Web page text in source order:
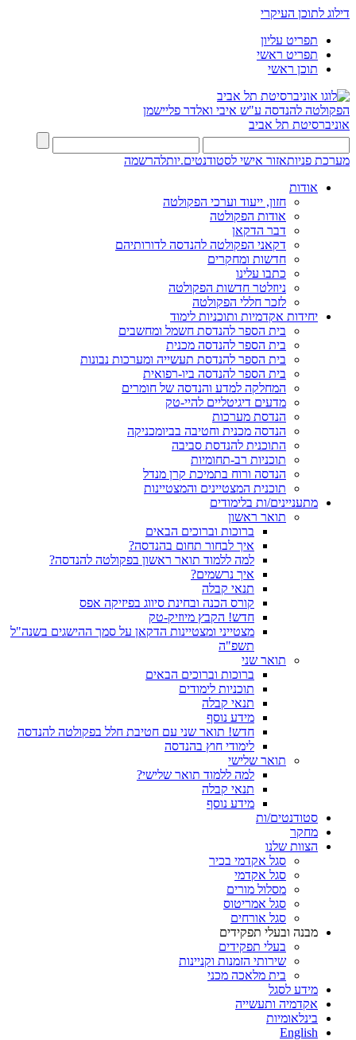
דילוג לתוכן העיקרי
תפריט עליון
תפריט ראשי
תוכן ראשי
הפקולטה להנדסה ע"ש איבי ואלדר פליישמן
אוניברסיטת תל אביב
מערכת פניותאזור אישי לסטודנטים.יותלהרשמה
אודות
חזון, ייעוד וערכי הפקולטה
אודות הפקולטה
דבר הדקאן
דקאני הפקולטה להנדסה לדורותיהם
חדשות ומחקרים
כתבו עלינו
ניוזלטר חדשות הפקולטה
לזכר חללי הפקולטה
יחידות אקדמיות ותוכניות לימוד
בית הספר להנדסת חשמל ומחשבים
בית הספר להנדסה מכנית
בית הספר להנדסת תעשייה ומערכות נבונות
בית הספר להנדסה ביו-רפואית
המחלקה למדע והנדסה של חומרים
מדעים דיגיטליים להיי-טק
הנדסת מערכות
הנדסה מכנית וחטיבה בביומכניקה
התוכנית להנדסת סביבה
תוכניות רב-תחומיות
הנדסה ורוח בתמיכת קרן מנדל
תוכנית המצטיינים והמצטיינות
מתעניינים/ות בלימודים
תואר ראשון
ברוכות וברוכים הבאים
איך לבחור תחום בהנדסה?
למה ללמוד תואר ראשון בפקולטה להנדסה?
איך נרשמים?
תנאי קבלה
קורס הכנה ובחינת סיווג בפיזיקה אפס
חדש! הקבץ מיוזיק-טק
מצטייני ומצטיינות הדקאן על סמך ההישגים בשנה"ל
תשפ"ה
תואר שני
ברוכות וברוכים הבאים
תוכניות לימודים
תנאי קבלה
מידע נוסף
חדש! תואר שני עם חטיבת חלל בפקולטה להנדסה
לימודי חוץ בהנדסה
תואר שלישי
למה ללמוד תואר שלישי?
תנאי קבלה
מידע נוסף
סטודנטים/ות
מחקר
הצוות שלנו
סגל אקדמי בכיר
סגל אקדמי
מסלול מורים
סגל אמריטוס
סגל אורחים
מבנה ובעלי תפקידים
בעלי תפקידים
שירותי הזמנות וקניינות
בית מלאכה מכני
מידע לסגל
אקדמיה ותעשייה
בינלאומיות
English